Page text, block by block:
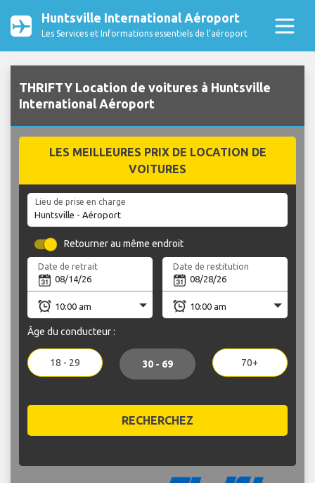
Huntsville International Aéroport
Les Services et Informations essentiels de l’aéroport
THRIFTY Location de voitures à Huntsville
International Aéroport
LES MEILLEURES PRIX DE LOCATION DE
VOITURES
Lieu de prise en charge
Retourner au même endroit
Date de retrait Date de restitution
Âge du conducteur :
18 - 29 30 - 69 70+
RECHERCHEZ